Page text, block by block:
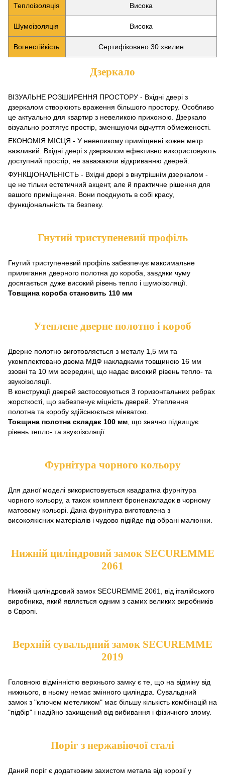
Теплоізоляція Висока
Шумоізоляція Висока
Вогнестійкість Сертифіковано 30 хвилин
Дзеркало
ВІЗУАЛЬНЕ РОЗШИРЕННЯ ПРОСТОРУ - Вхідні двері з
дзеркалом створюють враження більшого простору. Особливо
це актуально для квартир з невеликою прихожою. Дзеркало
візуально розтягує простір, зменшуючи відчуття обмеженості.
ЕКОНОМІЯ МІСЦЯ - У невеликому приміщенні кожен метр
важливий. Вхідні двері з дзеркалом ефективно використовують
доступний простір, не заважаючи відкриванню дверей.
ФУНКЦІОНАЛЬНІСТЬ - Вхідні двері з внутрішнім дзеркалом -
це не тільки естетичний акцент, але й практичне рішення для
вашого приміщення. Вони поєднують в собі красу,
функціональність та безпеку.
Гнутий триступеневий профіль
Гнутий триступеневий профіль забезпечує максимальне
прилягання дверного полотна до короба, завдяки чуму
досягається дуже високий рівень тепло і шумоізоляції.
Товщина короба становить 110 мм
Утеплене дверне полотно і короб
Дверне полотно виготовляється з металу 1,5 мм та
укомплектовано двома МДФ накладками товщиною 16 мм
ззовні та 10 мм всередині, що надає високий рівень тепло- та
звукоізоляції.
В конструкції дверей застосовуються 3 горизонтальних ребрах
жорсткості, що забезпечує міцність дверей. Утеплення
полотна та коробу здійснюється мінватою.
Товщина полотна складає 100 мм , що значно підвищує
рівень тепло- та звукоізоляції.
Фурнітура чорного кольору
Для даної моделі використовується квадратна фурнітура
чорного кольору, а також комплект броненакладок в чорному
матовому кольорі. Дана фурнітура виготовлена з
високоякісних матеріалів і чудово підійде під обрані малюнки.
Нижній циліндровий замок SECUREMME
2061
Нижній циліндровий замок SECUREMME 2061, від італійського
виробника, який являється одним з самих великих виробників
в Європі.
Верхній сувальдний замок SECUREMME
2019
Головною відмінністю верхнього замку є те, що на відміну від
нижнього, в ньому немає змінного циліндра. Сувальдний
замок з "ключем метеликом" має більшу кількість комбінацій на
"підбір" і надійно захищений від вибивання і фізичного злому.
Поріг з нержавіючої сталі
Даний поріг є додатковим захистом метала від корозії у